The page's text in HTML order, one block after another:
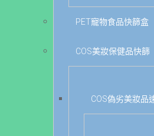
PET寵物食品快篩盒
COS美妝保健品快篩
COS偽劣美妝品